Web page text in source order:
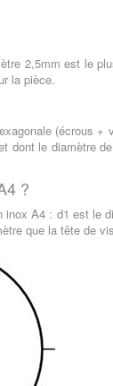
2,5mm est le
la pièce.
(écrous
dont le diamètre
?
A4 : d1 est le
que la tête de